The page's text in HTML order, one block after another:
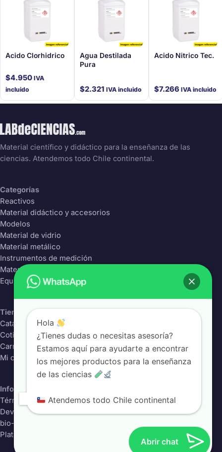
Acido Clorhidrico
$4.950 IVA
incluido
Agua Destilada
Pura
$2.321 IVA incluido
Acido Nitrico Tec.
$7.266 IVA incluido
Material científico y didáctico para la enseñanza de las
ciencias. Atendemos todo Chile continental.
Categorías
Reactivos
Material didáctico y accesorios
Modelos
Material de vidrio
Material metálico
Instrumentos de medición
Material Plástico
Equipos de laboratorio
Tienda
Catálogo completo
Cotizador
Carrito
Mi cuenta
Información
Términos y condiciones
Devoluciones
bio-class.com
Plataforma educativa
Hola
¿Tienes dudas o necesitas asesoría?
Estamos aquí para ayudarte a encontrar
los mejores productos para la enseñanza
de las ciencias
Atendemos todo Chile continental
Abrir chat